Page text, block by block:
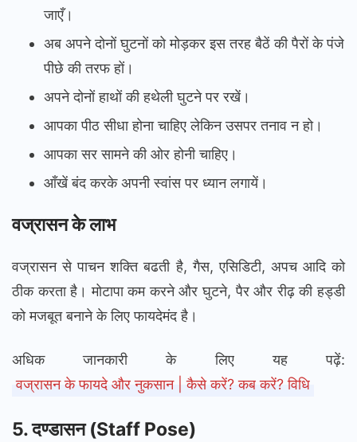
जाएँ।
अब अपने दोनों घुटनों को मोड़कर इस तरह बैठें की पैरों के पंजे
पीछे की तरफ हों।
अपने दोनों हाथों की हथेली घुटने पर रखें।
आपका पीठ सीधा होना चाहिए लेकिन उसपर तनाव न हो।
आपका सर सामने की ओर होनी चाहिए।
आँखें बंद करके अपनी स्वांस पर ध्यान लगायें।
वज्रासन के लाभ
वज्रासन से पाचन शक्ति बढती है, गैस, एसिडिटी, अपच आदि को
ठीक करता है। मोटापा कम करने और घुटने, पैर और रीढ़ की हड्डी
को मजबूत बनाने के लिए फायदेमंद है।
अधिक जानकारी के लिए यह पढ़ें:
वज्रासन के फायदे और नुकसान | कैसे करें? कब करें? विधि
5. दण्डासन (Staff Pose)